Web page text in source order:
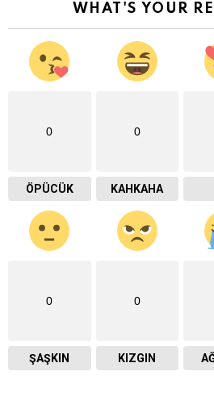
WHAT'S YOUR
0
ÖPÜCÜK
0
KAHKAHA
0
ŞAŞKIN
0
KIZGIN